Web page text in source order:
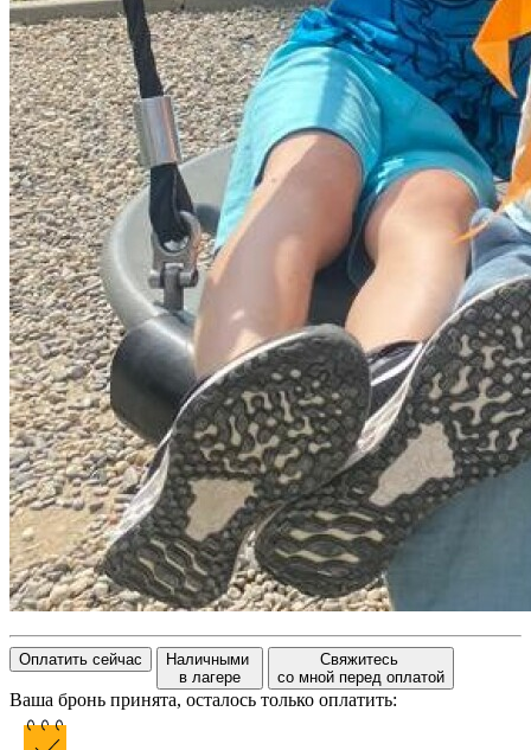
Оплатить сейчас
Наличными
в лагере
Свяжитесь
со мной перед оплатой
Ваша бронь принята, осталось только оплатить: